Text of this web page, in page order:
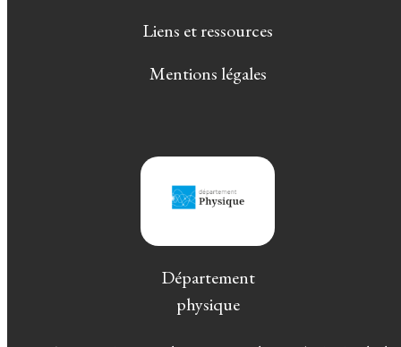
Liens et ressources
Mentions légales
Département
physique